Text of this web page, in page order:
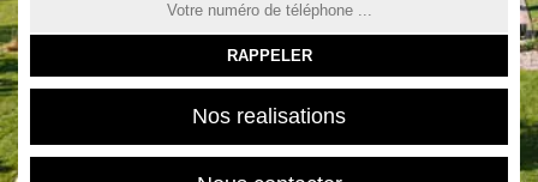
Nos realisations